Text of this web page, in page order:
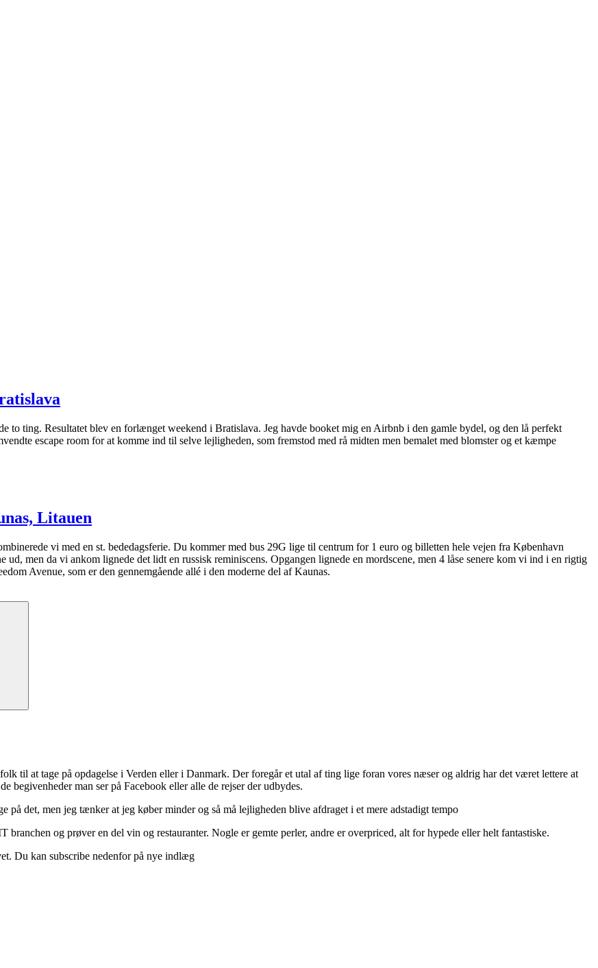
to ting. Resultatet blev en forlænget weekend i Bratislava. Jeg havde booket mig en Airbnb i den gamle bydel, og den lå perfekt
escape room for at komme ind til selve lejligheden, som fremstod med rå midten men bemalet med blomster og et kæmpe
Litauen
vi med en st. bededagsferie. Du kommer med bus 29G lige til centrum for 1 euro og billetten hele vejen fra København
ud, men da vi ankom lignede det lidt en russisk reminiscens. Opgangen lignede en mordscene, men 4 låse senere kom vi ind i en rigtig
Avenue, som er den gennemgående allé i den moderne del af Kaunas.
til at tage på opdagelse i Verden eller i Danmark. Der foregår et utal af ting lige foran vores næser og aldrig har det været lettere at
begivenheder man ser på Facebook eller alle de rejser der udbydes.
på det, men jeg tænker at jeg køber minder og så må lejligheden blive afdraget i et mere adstadigt tempo
og prøver en del vin og restauranter. Nogle er gemte perler, andre er overpriced, alt for hypede eller helt fantastiske.
Du kan subscribe nedenfor på nye indlæg